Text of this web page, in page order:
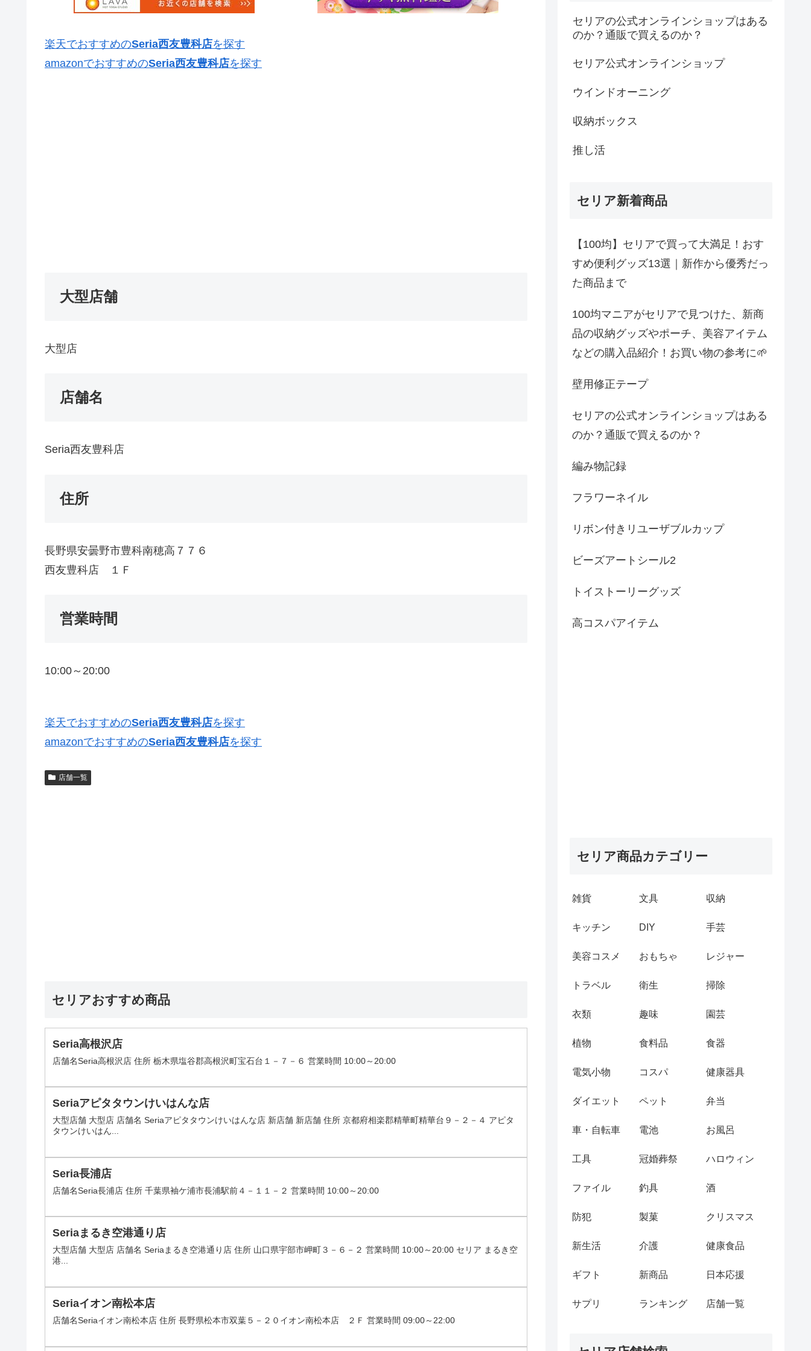
楽天でおすすめのSeria西友豊科店を探す
amazonでおすすめのSeria西友豊科店を探す
大型店舗
大型店
店舗名
Seria西友豊科店
住所
長野県安曇野市豊科南穂高７７６
西友豊科店 １Ｆ
営業時間
10:00～20:00
楽天でおすすめのSeria西友豊科店を探す
amazonでおすすめのSeria西友豊科店を探す
店舗一覧
セリアおすすめ商品
Seria高根沢店
店舗名Seria高根沢店 住所 栃木県塩谷郡高根沢町宝石台１－７－６ 営業時間 10:00～20:00
Seriaアピタタウンけいはんな店
大型店舗 大型店 店舗名 Seriaアピタタウンけいはんな店 新店舗 新店舗 住所 京都府相楽郡精華町精華台９－２－４ アピタ
タウンけいはん...
Seria長浦店
店舗名Seria長浦店 住所 千葉県袖ケ浦市長浦駅前４－１１－２ 営業時間 10:00～20:00
Seriaまるき空港通り店
大型店舗 大型店 店舗名 Seriaまるき空港通り店 住所 山口県宇部市岬町３－６－２ 営業時間 10:00～20:00 セリア まるき空
港...
Seriaイオン南松本店
店舗名Seriaイオン南松本店 住所 長野県松本市双葉５－２０イオン南松本店 ２Ｆ 営業時間 09:00～22:00
セリアの公式オンラインショップはある
のか？通販で買えるのか？
セリア公式オンラインショップ
ウインドオーニング
収納ボックス
推し活
セリア新着商品
【100均】セリアで買って大満足！おす
すめ便利グッズ13選｜新作から優秀だっ
た商品まで
100均マニアがセリアで見つけた、新商
品の収納グッズやポーチ、美容アイテム
などの購入品紹介！お買い物の参考に🌱
壁用修正テープ
セリアの公式オンラインショップはある
のか？通販で買えるのか？
編み物記録
フラワーネイル
リボン付きリユーザブルカップ
ビーズアートシール2
トイストーリーグッズ
高コスパアイテム
セリア商品カテゴリー
雑貨 文具 収納
キッチン DIY 手芸
美容コスメ おもちゃ レジャー
トラベル 衛生 掃除
衣類 趣味 園芸
植物 食料品 食器
電気小物 コスパ 健康器具
ダイエット ペット 弁当
車・自転車 電池 お風呂
工具 冠婚葬祭 ハロウィン
ファイル 釣具 酒
防犯 製菓 クリスマス
新生活 介護 健康食品
ギフト 新商品 日本応援
サプリ ランキング 店舗一覧